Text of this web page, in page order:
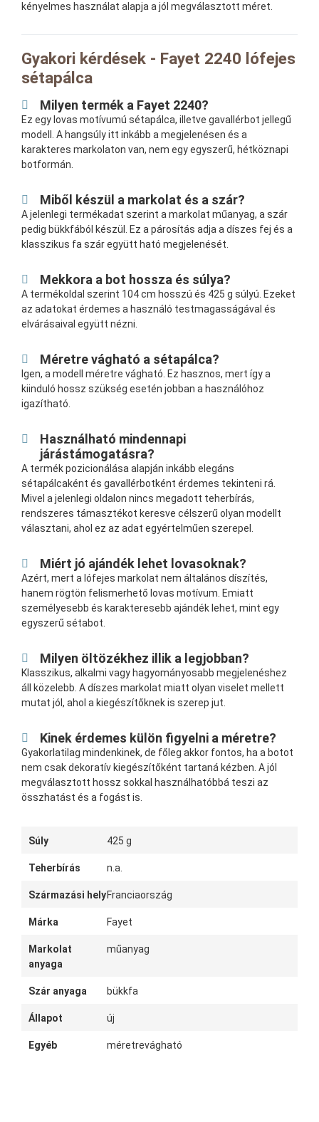
kényelmes használat alapja a jól megválasztott méret.
Gyakori kérdések - Fayet 2240 lófejes
sétapálca
Milyen termék a Fayet 2240?
Ez egy lovas motívumú sétapálca, illetve gavallérbot jellegű
modell. A hangsúly itt inkább a megjelenésen és a
karakteres markolaton van, nem egy egyszerű, hétköznapi
botformán.
Miből készül a markolat és a szár?
A jelenlegi termékadat szerint a markolat műanyag, a szár
pedig bükkfából készül. Ez a párosítás adja a díszes fej és a
klasszikus fa szár együtt ható megjelenését.
Mekkora a bot hossza és súlya?
A termékoldal szerint 104 cm hosszú és 425 g súlyú. Ezeket
az adatokat érdemes a használó testmagasságával és
elvárásaival együtt nézni.
Méretre vágható a sétapálca?
Igen, a modell méretre vágható. Ez hasznos, mert így a
kiinduló hossz szükség esetén jobban a használóhoz
igazítható.
Használható mindennapi
járástámogatásra?
A termék pozicionálása alapján inkább elegáns
sétapálcaként és gavallérbotként érdemes tekinteni rá.
Mivel a jelenlegi oldalon nincs megadott teherbírás,
rendszeres támasztékot keresve célszerű olyan modellt
választani, ahol ez az adat egyértelműen szerepel.
Miért jó ajándék lehet lovasoknak?
Azért, mert a lófejes markolat nem általános díszítés,
hanem rögtön felismerhető lovas motívum. Emiatt
személyesebb és karakteresebb ajándék lehet, mint egy
egyszerű sétabot.
Milyen öltözékhez illik a legjobban?
Klasszikus, alkalmi vagy hagyományosabb megjelenéshez
áll közelebb. A díszes markolat miatt olyan viselet mellett
mutat jól, ahol a kiegészítőknek is szerep jut.
Kinek érdemes külön figyelni a méretre?
Gyakorlatilag mindenkinek, de főleg akkor fontos, ha a botot
nem csak dekoratív kiegészítőként tartaná kézben. A jól
megválasztott hossz sokkal használhatóbbá teszi az
összhatást és a fogást is.
Súly 425 g
Teherbírás n.a.
Származási helyFranciaország
Márka Fayet
Markolat
anyaga
műanyag
Szár anyaga bükkfa
Állapot új
Egyéb méretrevágható